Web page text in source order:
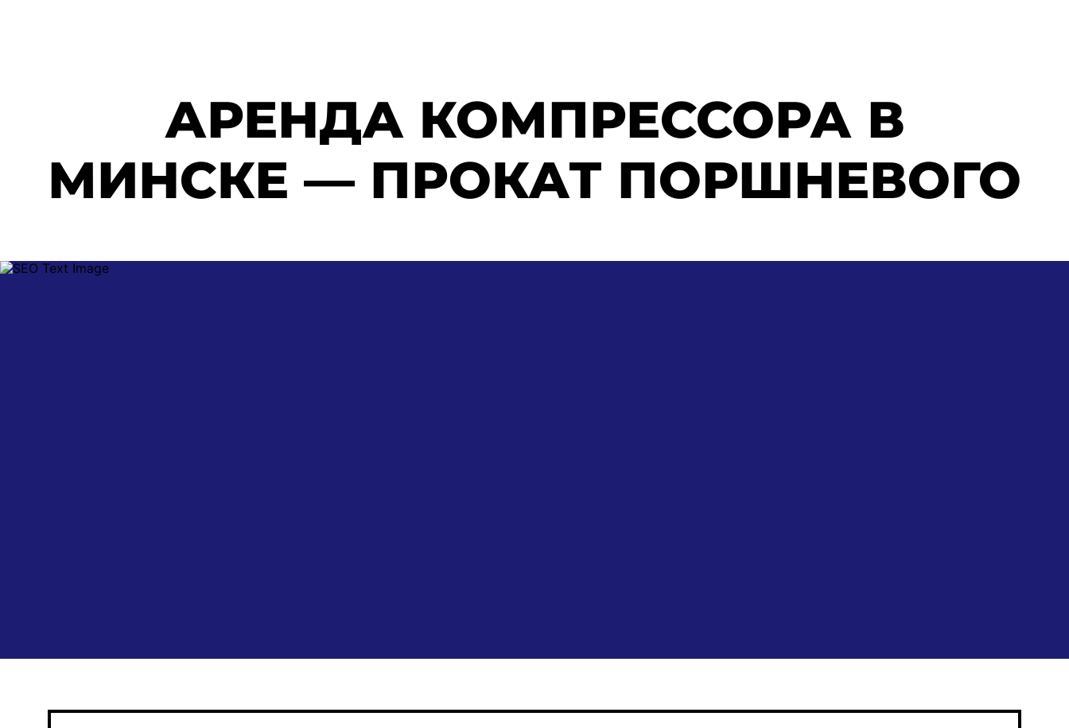
АРЕНДА КОМПРЕССОРА В
МИНСКЕ — ПРОКАТ ПОРШНЕВОГО